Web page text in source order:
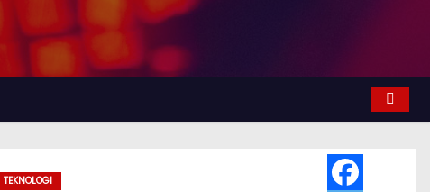
TEKNOLOGI